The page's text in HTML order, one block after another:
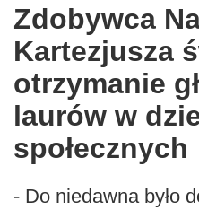
the
following
languages:
Zdobywca
Kartezjusza
otrzymanie
laurów w
społecznych
- Do niedawna było